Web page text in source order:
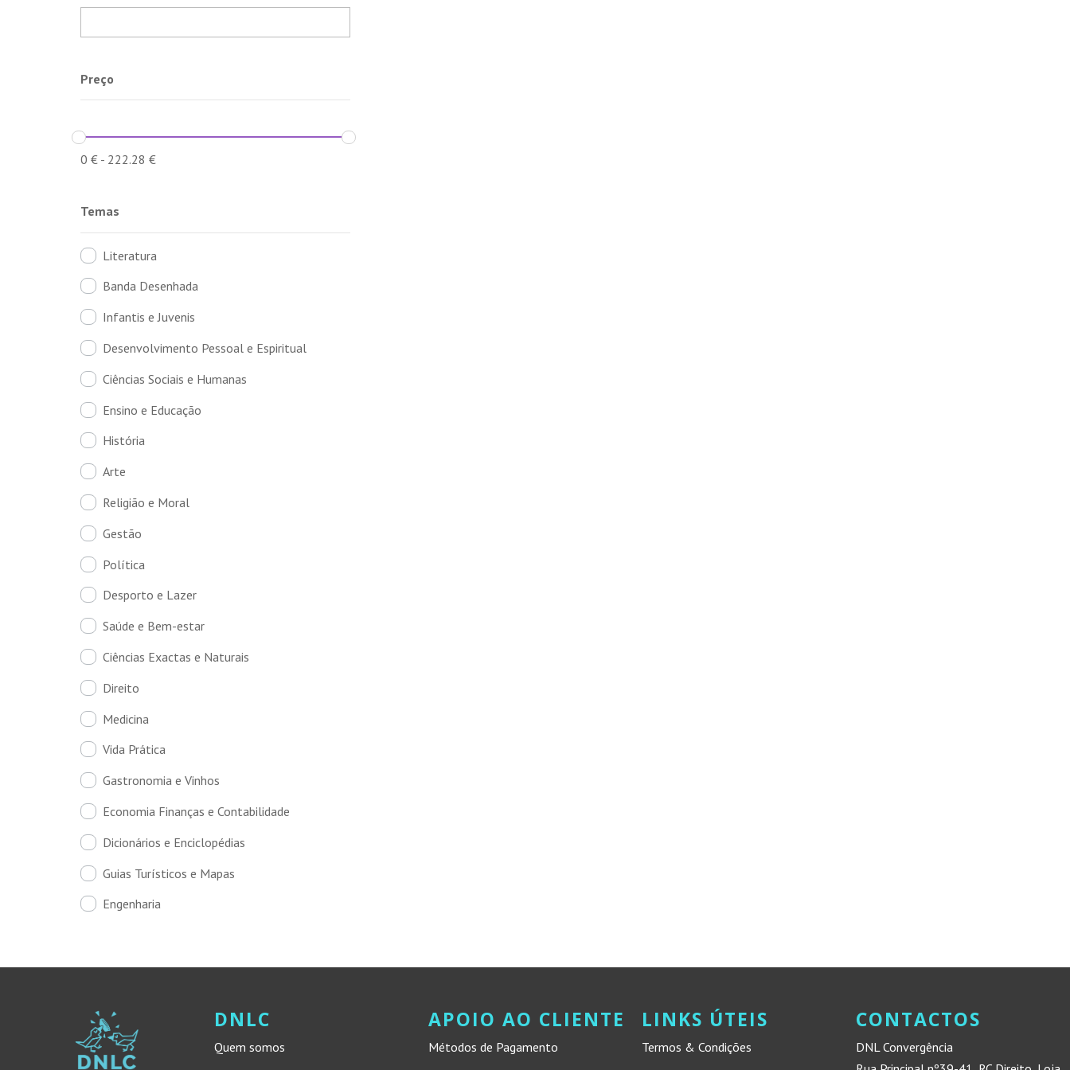
Preço
0 €- 222.28 €
Temas
Literatura
Banda Desenhada
Infantis e Juvenis
Desenvolvimento Pessoal e Espiritual
Ciências Sociais e Humanas
Ensino e Educação
História
Arte
Religião e Moral
Gestão
Política
Desporto e Lazer
Saúde e Bem-estar
Ciências Exactas e Naturais
Direito
Medicina
Vida Prática
Gastronomia e Vinhos
Economia Finanças e Contabilidade
Dicionários e Enciclopédias
Guias Turísticos e Mapas
Engenharia
DNLC
Quem somos
APOIO AO CLIENTE
Métodos de Pagamento
LINKS ÚTEIS
Termos & Condições
CONTACTOS
DNL Convergência